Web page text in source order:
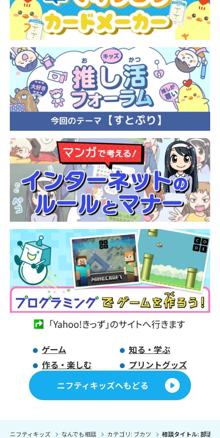
ゲーム
知る・学ぶ
作る・楽しむ
プリントグッズ
ニフティキッズへもどる
ニフティキッズ なんでも相談 カテゴリ: ブカツ 相談タイトル: 部活